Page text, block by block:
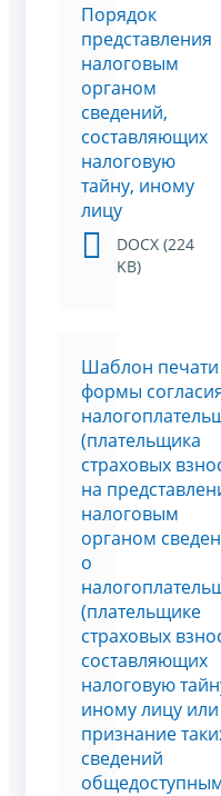
Порядок
представления
налоговым
органом
сведений,
составляющих
налоговую
тайну, иному
лицу
DOCX (224
KB)
Шаблон печати
формы
(плательщика
страховых
на
налоговым
органом
о
(плательщике
страховых
составляющих
налоговую
иному лицу или
признание
сведений